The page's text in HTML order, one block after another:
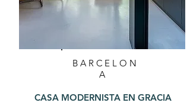
BARCELON
A
CASA MODERNISTA EN GRACIA